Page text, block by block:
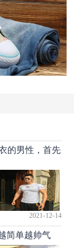
的男性，首先
2021-12-14
简单越帅气